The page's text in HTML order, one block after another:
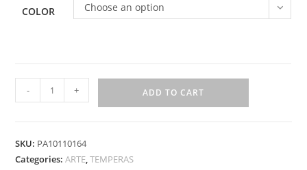
COLOR Choose an option
- + ADD TO CART
SKU: PA10110164
Categories:ARTE,TEMPERAS